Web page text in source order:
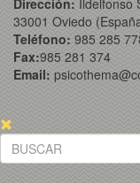
Dirección: Ildelfonso
33001 Oviedo
Teléfono: 985 285
Fax:985 281 374
Email: